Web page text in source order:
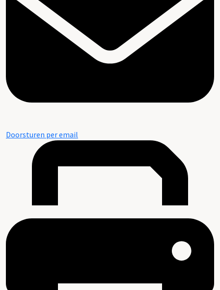
Doorsturen per email